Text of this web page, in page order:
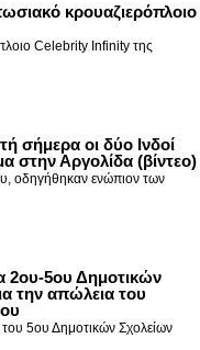
κρουαζιερόπλοιο
Celebrity Infinity της
σήμερα οι δύο Ινδοί
στην Αργολίδα (βίντεο)
οδηγήθηκαν ενώπιον των
2ου-5ου Δημοτικών
την απώλεια του
του 5ου Δημοτικών Σχολείων